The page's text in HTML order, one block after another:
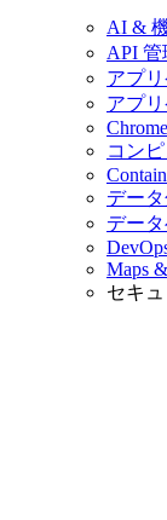
AI &
API 管
アプ
アプ
コン
デー
デー
Maps
セキ